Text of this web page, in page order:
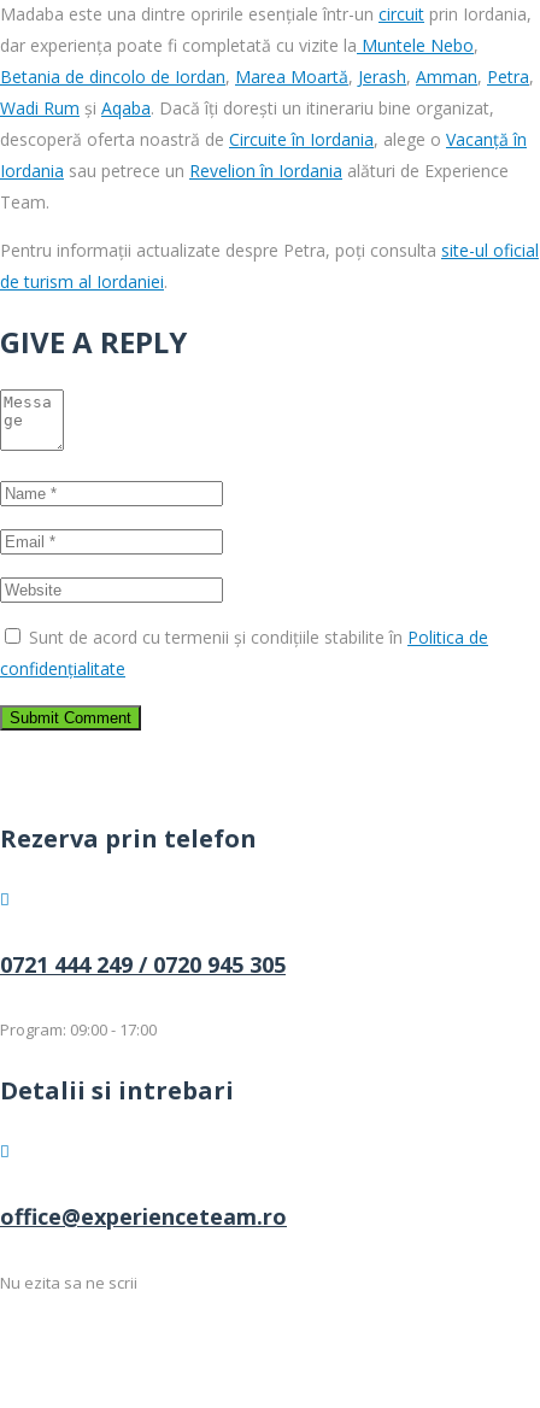
Madaba este una dintre opririle esențiale într-un circuit prin Iordania,
dar experiența poate fi completată cu vizite la Muntele Nebo,
Betania de dincolo de Iordan, Marea Moartă, Jerash, Amman, Petra,
Wadi Rum și Aqaba. Dacă îți dorești un itinerariu bine organizat,
descoperă oferta noastră de Circuite în Iordania, alege o Vacanță în
Iordania sau petrece un Revelion în Iordania alături de Experience
Team.
Pentru informații actualizate despre Petra, poți consulta site-ul oficial
de turism al Iordaniei.
GIVE A REPLY
Sunt de acord cu termenii și condițiile stabilite în Politica de
confidențialitate
Rezerva prin telefon
0721 444 249 / 0720 945 305
Program: 09:00 - 17:00
Detalii si intrebari
office@experienceteam.ro
Nu ezita sa ne scrii